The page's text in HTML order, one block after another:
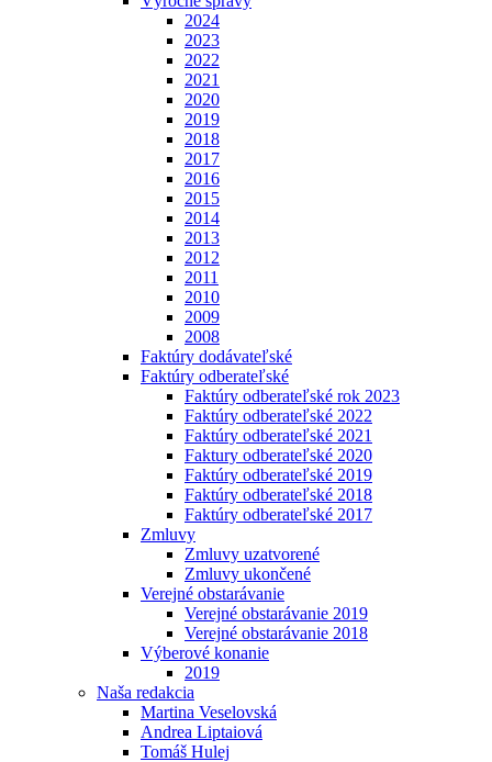
2024
2023
2022
2021
2020
2019
2018
2017
2016
2015
2014
2013
2012
2011
2010
2009
2008
Faktúry dodávateľské
Faktúry odberateľské
Faktúry odberateľské rok 2023
Faktúry odberateľské 2022
Faktúry odberateľské 2021
Faktury odberateľské 2020
Faktúry odberateľské 2019
Faktúry odberateľské 2018
Faktúry odberateľské 2017
Zmluvy
Zmluvy uzatvorené
Zmluvy ukončené
Verejné obstarávanie
Verejné obstarávanie 2019
Verejné obstarávanie 2018
Výberové konanie
2019
Naša redakcia
Martina Veselovská
Andrea Liptaiová
Tomáš Hulej